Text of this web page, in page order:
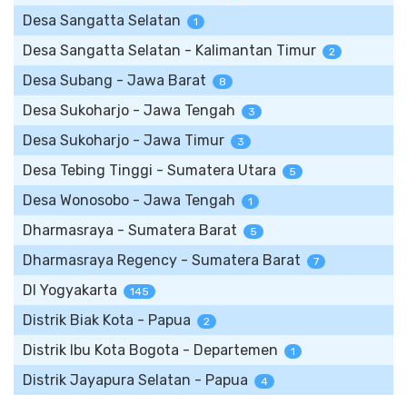
Desa Sangatta Selatan 1
Desa Sangatta Selatan - Kalimantan Timur 2
Desa Subang - Jawa Barat 8
Desa Sukoharjo - Jawa Tengah 3
Desa Sukoharjo - Jawa Timur 3
Desa Tebing Tinggi - Sumatera Utara 5
Desa Wonosobo - Jawa Tengah 1
Dharmasraya - Sumatera Barat 5
Dharmasraya Regency - Sumatera Barat 7
DI Yogyakarta 145
Distrik Biak Kota - Papua 2
Distrik Ibu Kota Bogota - Departemen 1
Distrik Jayapura Selatan - Papua 4